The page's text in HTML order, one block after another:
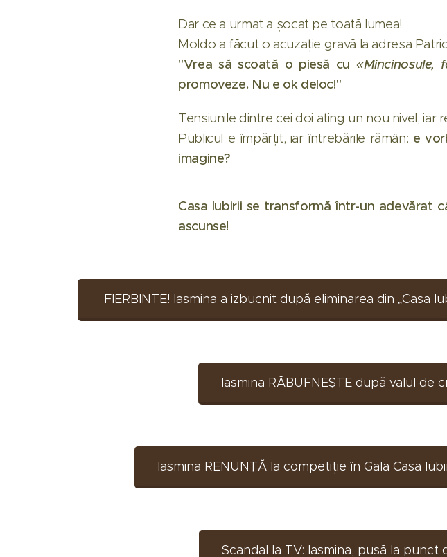
Dar ce a urmat a șocat pe toată lumea!
Moldo a făcut o acuzație gravă la adresa
"Vrea să scoată o piesă cu «Mincinosule,
promoveze. Nu e ok deloc!"
Tensiunile dintre cei doi ating un nou nivel,
Publicul e împărțit, iar întrebările rămân: e
imagine?
Casa Iubirii se transformă într-un adevărat
ascunse!
FIERBINTE! Iasmina a izbucnit după eliminarea din „Casa
Iasmina RĂBUFNEȘTE după valul de
Iasmina RENUNȚĂ la competiție în Gala Casa
Scandal la TV: Iasmina, pusă la